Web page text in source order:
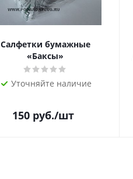
Салфетки бумажные
«Баксы»
Уточняйте наличие
150 руб./шт